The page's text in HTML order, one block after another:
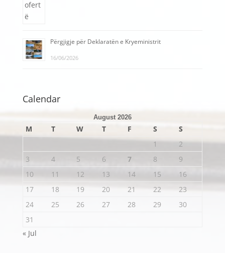
Përgjigje për Deklaratën e Kryeministrit
16/06/2026
Calendar
August 2026
M T W T F S
S
1
2
3
4 5 6 7 8
9
10
11 12 13 14 15
16
17
18 19 20 21 22
23
24
25 26 27 28 29
30
31
« Jul